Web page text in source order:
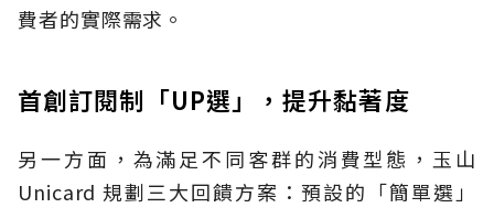
費者的實際需求。
首創訂閱制「UP選」，提升黏著度
另一方面，為滿足不同客群的消費型態，玉山
Unicard 規劃三大回饋方案：預設的「簡單選」